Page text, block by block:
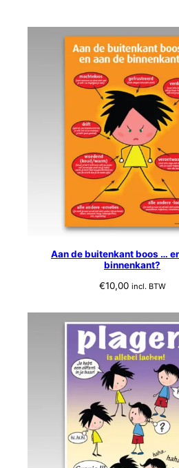
Aan de buitenkant boos …
binnenkant?
€10,00 incl. BTW